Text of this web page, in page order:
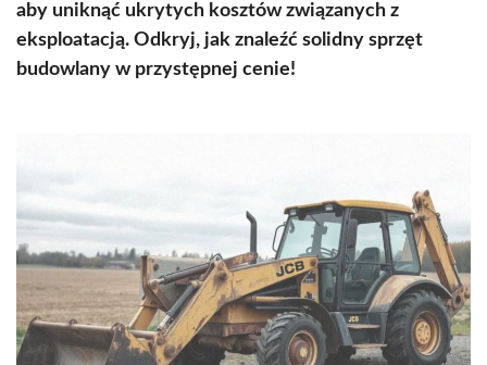
aby uniknąć ukrytych kosztów związanych z
eksploatacją. Odkryj, jak znaleźć solidny sprzęt
budowlany w przystępnej cenie!